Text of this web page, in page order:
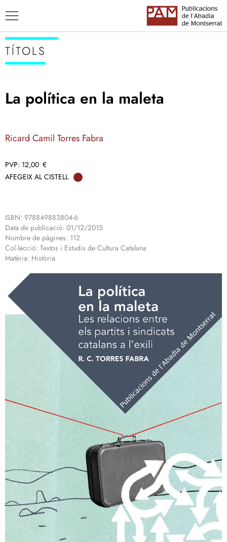
TÍTOLS
ENSENYAMENT CATALÀ
TÍTOLS
La política en la maleta
Ricard Camil Torres Fabra
12,00 €
AFEGEIX AL CISTELL
ISBN: 978849883804-6
Data de publicació: 01/12/2015
Nombre de pàgines: 112
Col·lecció: Textos i Estudis de Cultura Catalana
Matèria: Història